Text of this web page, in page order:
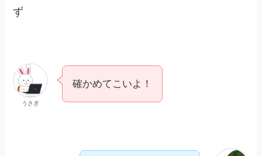
ず
うさぎ
確かめてこいよ！